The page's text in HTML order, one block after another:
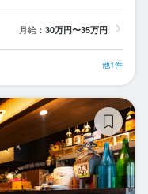
月給： 30万円〜35万円
他1件